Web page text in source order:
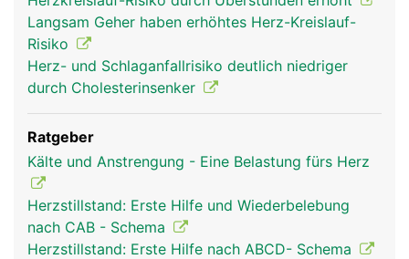
herz frau
Langsam Geher haben erhöhtes Herz-Kreislauf-
Risiko
Herz- und Schlaganfallrisiko deutlich niedriger
durch Cholesterinsenker
Ratgeber
Kälte und Anstrengung - Eine Belastung fürs Herz
Herzstillstand: Erste Hilfe und Wiederbelebung
nach CAB - Schema
Herzstillstand: Erste Hilfe nach ABCD- Schema